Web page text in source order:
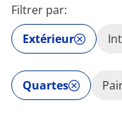
Filtrer par:
Extérieur
Quartes